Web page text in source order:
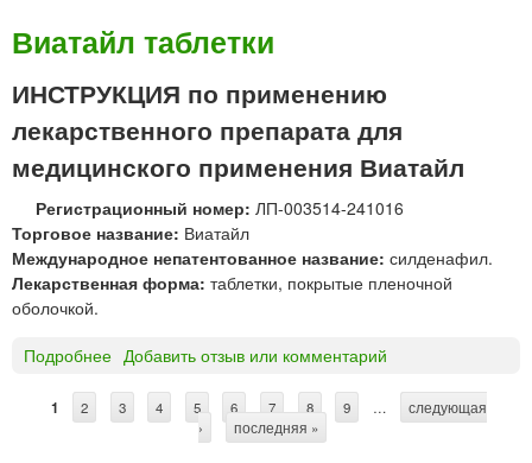
Р
М
»
и
В
л
е
т
а
Ф
а
И
Л
Е
Г
А
®
т
а
б
и
с
Виатайл таблетки
ИНСТРУКЦИЯ по применению
лекарственного препарата для
медицинского применения Виатайл
Регистрационный номер: ЛП-003514-241016
Торговое название: Виатайл
Международное непатентованное название: силденафил.
Лекарственная форма: таблетки, покрытые пленочной
оболочкой.
Подробнее
и
а
Добавить отзыв или комментарий
1 2 3 4 5 6 7 8 9 …
следующая
›
последняя »